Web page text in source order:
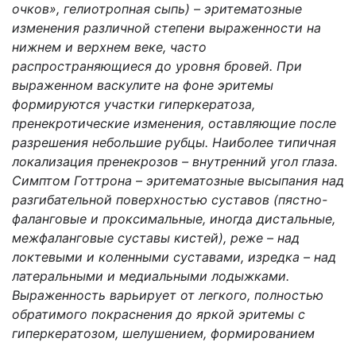
очков», гелиотропная сыпь) – эритематозные
изменения различной степени выраженности на
нижнем и верхнем веке, часто
распространяющиеся до уровня бровей. При
выраженном васкулите на фоне эритемы
формируются участки гиперкератоза,
пренекротические изменения, оставляющие после
разрешения небольшие рубцы. Наиболее типичная
локализация пренекрозов – внутренний угол глаза.
Симптом Готтрона – эритематозные высыпания над
разгибательной поверхностью суставов (пястно-
фаланговые и проксимальные, иногда дистальные,
межфаланговые суставы кистей), реже – над
локтевыми и коленными суставами, изредка – над
латеральными и медиальными лодыжками.
Выраженность варьирует от легкого, полностью
обратимого покраснения до яркой эритемы с
гиперкератозом, шелушением, формированием